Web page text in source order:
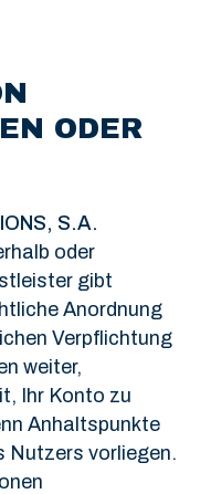
ODER
S.A.
oder
gibt
Anordnung
Verpflichtung
weiter,
Ihr Konto zu
Anhaltspunkte
Nutzers vorliegen.